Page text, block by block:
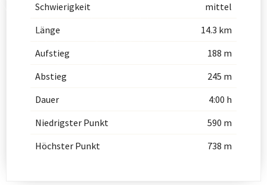
Schwierigkeit
mittel
Länge
14.3 km
Aufstieg
188 m
Abstieg
245 m
Dauer
4:00 h
Niedrigster Punkt
590 m
Höchster Punkt
738 m